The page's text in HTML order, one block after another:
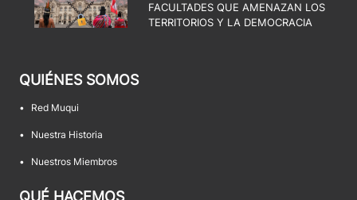
FACULTADES QUE AMENAZAN LOS
TERRITORIOS Y LA DEMOCRACIA
QUIÉNES SOMOS
• Red Muqui
• Nuestra Historia
• Nuestros Miembros
QUÉ HACEMOS